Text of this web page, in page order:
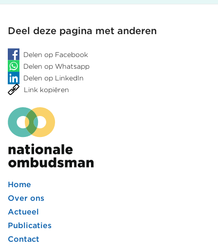
Deel deze pagina met anderen
Delen op Facebook
Delen op Whatsapp
Delen op LinkedIn
Link kopiëren
Footer
hoofdmenu
Home
Over ons
Actueel
Publicaties
Contact